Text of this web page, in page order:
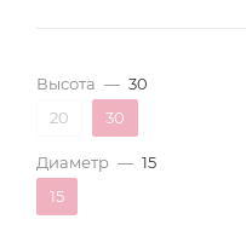
Высота — 30
20
30
Диаметр — 15
15